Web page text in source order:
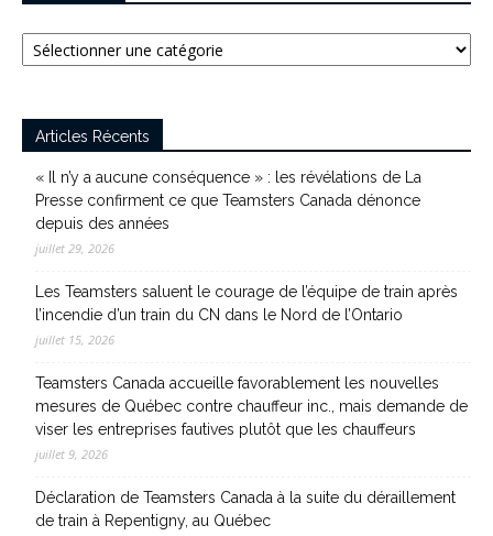
Catégories
Articles Récents
« Il n’y a aucune conséquence » : les révélations de La
Presse confirment ce que Teamsters Canada dénonce
depuis des années
juillet 29, 2026
Les Teamsters saluent le courage de l’équipe de train après
l’incendie d’un train du CN dans le Nord de l’Ontario
juillet 15, 2026
Teamsters Canada accueille favorablement les nouvelles
mesures de Québec contre chauffeur inc., mais demande de
viser les entreprises fautives plutôt que les chauffeurs
juillet 9, 2026
Déclaration de Teamsters Canada à la suite du déraillement
de train à Repentigny, au Québec